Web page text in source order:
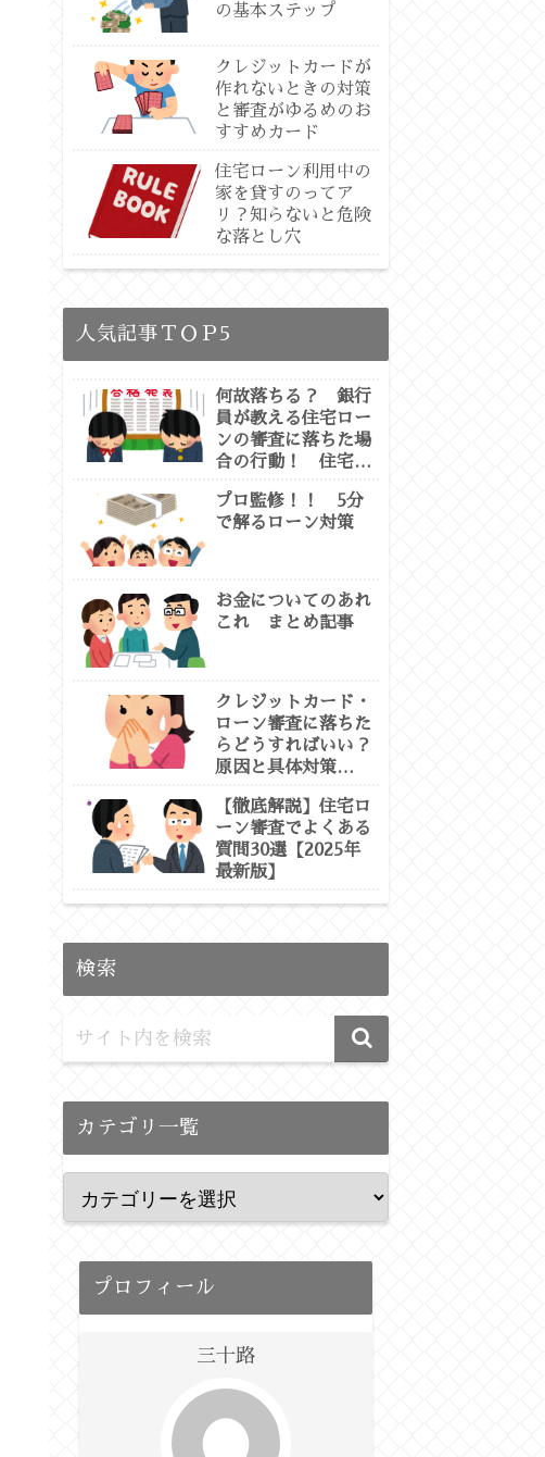
の基本ステップ
クレジットカードが
作れないときの対策
と審査がゆるめのお
すすめカード
住宅ローン利用中の
家を貸すのってア
リ？知らないと危険
な落とし穴
人気記事ＴＯＰ5
何故落ちる？ 銀行
員が教える住宅ロー
ンの審査に落ちた場
合の行動！ 住宅ロ
プロ監修！！ 5分
で解るローン対策
お金についてのあれ
これ まとめ記事
クレジットカード・
ローン審査に落ちた
らどうすればいい？
原因と具体対策
門徹底解説】
【徹底解説】住宅ロ
ーン審査でよくある
質問30選【2025年
最新版】
検索
カテゴリ一覧
プロフィール
三十路